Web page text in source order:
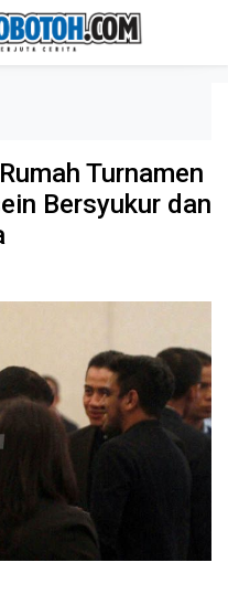
Turnamen
Bersyukur dan